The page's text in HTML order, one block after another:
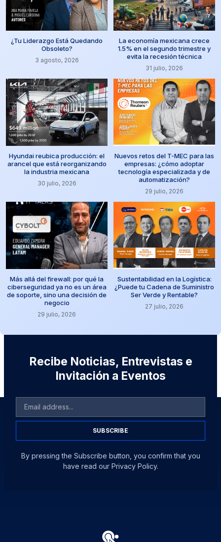
¿Tu Liderazgo Está Quedando
Obsoleto?
3 agosto, 2026
La economía mexicana crece
1.5% en el segundo trimestre y
evita la recesión técnica
31 julio, 2026
Hyundai reubica producción: el
arancel que está reorganizando
la industria mexicana
30 julio, 2026
Nuevos retos del T-MEC para las
empresas: ¿cómo adoptar
tecnología especializada y de
automatización?
29 julio, 2026
Más allá del firewall: por qué la
ciberseguridad ya no es un área
de soporte, sino una decisión de
negocio
29 julio, 2026
Sustentabilidad en la Logística:
¿Puede tu Cadena de Suministro
Ser Verde y Rentable?
27 julio, 2026
Recibe Noticias, Entrevistas e
Invitación a Eventos
SUBSCRIBE
By pressing the Subscribe button, you confirm that you
have read our Privacy Policy.